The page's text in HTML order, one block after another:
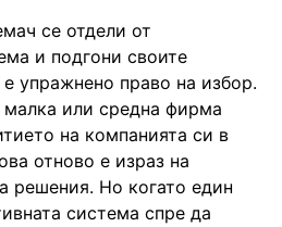
се отдели от
и подгони своите
упражнено право на избор.
малка или средна фирма
на компанията си в
отново е израз на
решения. Но когато един
система спре да